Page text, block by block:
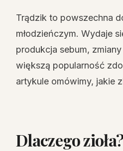
Trądzik to powszechna
młodzieńczym. Wydaje
produkcja sebum,
większą popularność
artykule omówimy, jakie
Dlaczego